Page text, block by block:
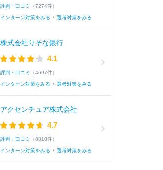
評判・口コミ （7274件）
インターン対策をみる / 選考対策をみる
株式会社りそな銀行
4.1
評判・口コミ （4697件）
インターン対策をみる / 選考対策をみる
アクセンチュア株式会社
4.7
評判・口コミ （8810件）
インターン対策をみる / 選考対策をみる